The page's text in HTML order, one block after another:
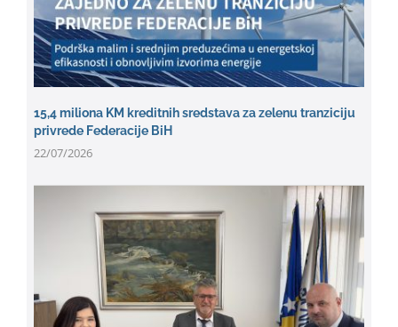
15,4 miliona KM kreditnih sredstava za zelenu tranziciju
privrede Federacije BiH
22/07/2026